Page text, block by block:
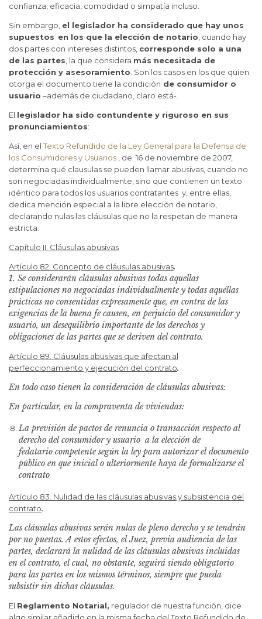
confianza, eficacia, comodidad o simpatía incluso.
Sin embargo, el legislador ha considerado que hay unos
supuestos en los que la elección de notario , cuando hay
dos partes con intereses distintos, corresponde solo a una
de las partes , la que considera más necesitada de
protección y asesoramiento . Son los casos en los que quien
otorga el documento tiene la condición de consumidor o
usuario –además de ciudadano, claro está-.
El legislador ha sido contundente y riguroso en sus
pronunciamientos:
Así, en elTexto Refundido de la Ley General para la Defensa de
los Consumidores y Usuarios , de 16 de noviembre de 2007,
determina qué clausulas se pueden llamar abusivas, cuando no
son negociadas individualmente, sino que contienen un texto
idéntico para todos los usuarios contratantes y, entre ellas,
dedica mención especial a la libre elección de notario,
declarando nulas las cláusulas que no la respetan de manera
estricta.
Capítulo II. Cláusulas abusivas
Artículo 82. Concepto de cláusulas abusivas.
1. Se considerarán cláusulas abusivas todas aquellas
estipulaciones no negociadas individualmente y todas aquéllas
prácticas no consentidas expresamente que, en contra de las
exigencias de la buena fe causen, en perjuicio del consumidor y
usuario, un desequilibrio importante de los derechos y
obligaciones de las partes que se deriven del contrato.
Artículo 89. Cláusulas abusivas que afectan al
perfeccionamiento y ejecución del contrato.
En todo caso tienen la consideración de cláusulas abusivas:
En particular, en la compraventa de viviendas:
La previsión de pactos de renuncia o transacción respecto al
derecho del consumidor y usuario a la elección de
fedatario competente según la ley para autorizar el documento
público en que inicial o ulteriormente haya de formalizarse el
contrato
Artículo 83. Nulidad de las cláusulas abusivas y subsistencia del
contrato.
Las cláusulas abusivas serán nulas de pleno derecho y se tendrán
por no puestas. A estos efectos, el Juez, previa audiencia de las
partes, declarará la nulidad de las cláusulas abusivas incluidas
en el contrato, el cual, no obstante, seguirá siendo obligatorio
para las partes en los mismos términos, siempre que pueda
subsistir sin dichas cláusulas.
El Reglamento Notarial, regulador de nuestra función, dice